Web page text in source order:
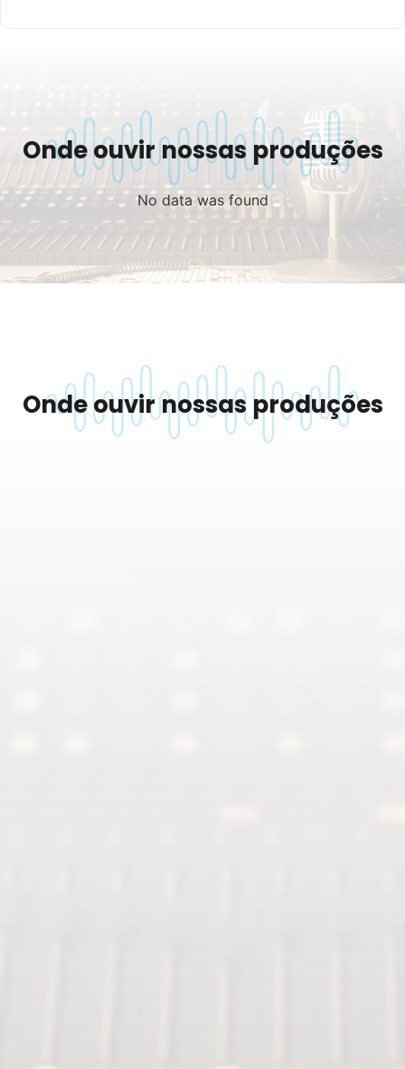
Onde ouvir nossas produções
No data was found
Onde ouvir nossas produções